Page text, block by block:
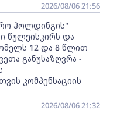
2026/08/06 21:56
ჰოლდინგის"
წულეისკირს და
12 და 8 წლით
განუსაზღვრა -
კომპენსაციის
2026/08/06 21:32